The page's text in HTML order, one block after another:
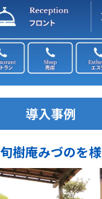
導入事例
旬樹庵みづのを様